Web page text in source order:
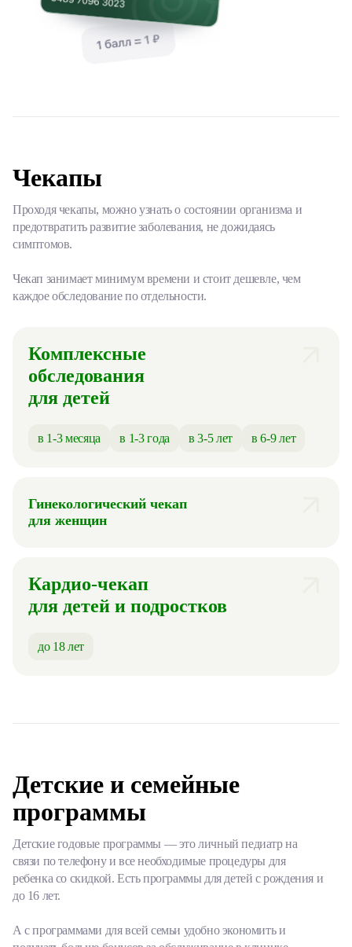
Чекапы
Проходя чекапы, можно узнать о состоянии организма и
предотвратить развитие заболевания, не дожидаясь
симптомов.
Чекап занимает минимум времени и стоит дешевле, чем
каждое обследование по отдельности.
Комплексные
обследования
для детей
в 1-3 месяца в 1-3 года в 3-5 лет в 6-9 лет
Гинекологический чекап
для женщин
Кардио-чекап
для детей и подростков
до 18 лет
Детские и семейные
программы
Детские годовые программы — это личный педиатр на
связи по телефону и все необходимые процедуры для
ребенка со скидкой. Есть программы для детей с рождения и
до 16 лет.
А с программами для всей семьи удобно экономить и